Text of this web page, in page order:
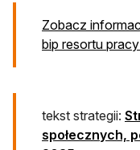
Zobacz
bip resortu
tekst strategii:
społecznych,